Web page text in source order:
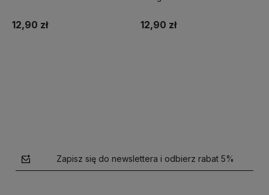
12,90 zł 12,90 zł
Zapisz się do newslettera i odbierz rabat 5%